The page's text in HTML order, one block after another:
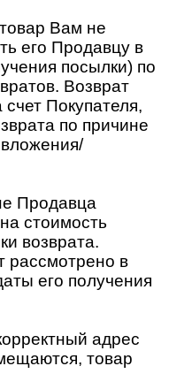
Вам не
его Продавцу в
посылки) по
Возврат
Покупателя,
по причине
Продавца
стоимость
возврата.
рассмотрено в
его получения
адрес
товар